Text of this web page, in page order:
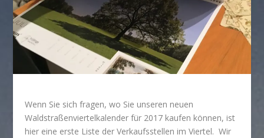
Wenn Sie sich fragen, wo Sie unseren neuen
Waldstraßenviertelkalender für 2017 kaufen können, ist
hier eine erste Liste der Verkaufsstellen im Viertel. Wir